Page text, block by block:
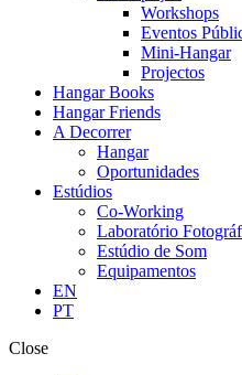
Workshops
Eventos
Mini-Hangar
Projectos
Hangar Books
Hangar Friends
A Decorrer
Hangar
Oportunidades
Estúdios
Co-Working
Laboratório
Estúdio de Som
Equipamentos
EN
PT
Close